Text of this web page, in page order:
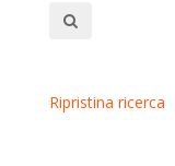
Ripristina ricerca